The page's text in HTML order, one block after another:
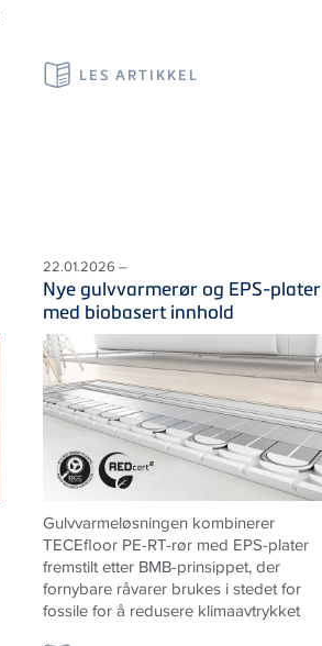
LES ARTIKKEL
22.01.2026 –
Nye gulvvarmerør og EPS-plater
med biobasert innhold
Gulvvarmeløsningen kombinerer
TECEfloor PE-RT-rør med EPS-plater
fremstilt etter BMB-prinsippet, der
fornybare råvarer brukes i stedet for
fossile for å redusere klimaavtrykket